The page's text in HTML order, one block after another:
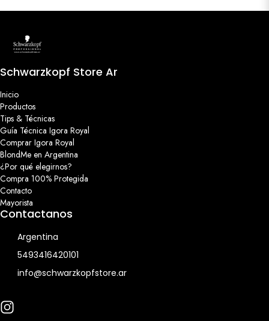
Schwarzkopf Store Ar
Inicio
Productos
Tips & Técnicas
Guía Técnica Igora Royal
Comprar Igora Royal
BlondMe en Argentina
¿Por qué elegirnos?
Compra 100% Protegida
Contacto
Mayorista
Contactanos
Argentina
5493416420101
info@schwarzkopfstore.ar